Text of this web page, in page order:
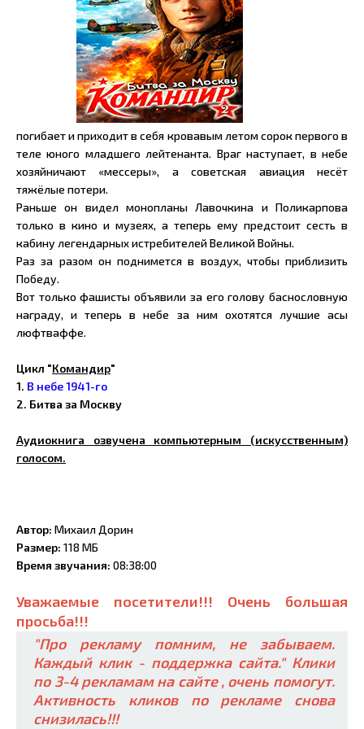
погибает и приходит в себя кровавым летом сорок первого в
теле юного младшего лейтенанта. Враг наступает, в небе
хозяйничают «мессеры», а советская авиация несёт
тяжёлые потери.
Раньше он видел монопланы Лавочкина и Поликарпова
только в кино и музеях, а теперь ему предстоит сесть в
кабину легендарных истребителей Великой Войны.
Раз за разом он поднимется в воздух, чтобы приблизить
Победу.
Вот только фашисты объявили за его голову баснословную
награду, и теперь в небе за ним охотятся лучшие асы
люфтваффе.
Цикл "Командир"
1. В небе 1941-го
2. Битва за Москву
Аудиокнига озвучена компьютерным (искусственным)
голосом.
Автор: Михаил Дорин
Размер: 118 МБ
Время звучания: 08:38:00
Уважаемые посетители!!! Очень большая
просьба!!!
"Про рекламу помним, не забываем.
Каждый клик - поддержка сайта." Клики
по 3-4 рекламам на сайте , очень помогут.
Активность кликов по рекламе снова
снизилась!!!